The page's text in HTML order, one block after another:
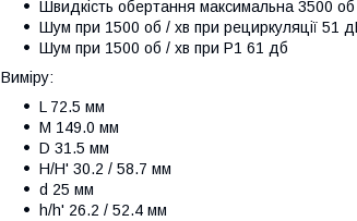
Швидкість обертання максимальна 3500 об
Шум при 1500 об / хв при рециркуляції 51
Шум при 1500 об / хв при P1 61 дб
Виміру:
L 72.5 мм
M 149.0 мм
D 31.5 мм
H/H' 30.2 / 58.7 мм
d 25 мм
h/h' 26.2 / 52.4 мм